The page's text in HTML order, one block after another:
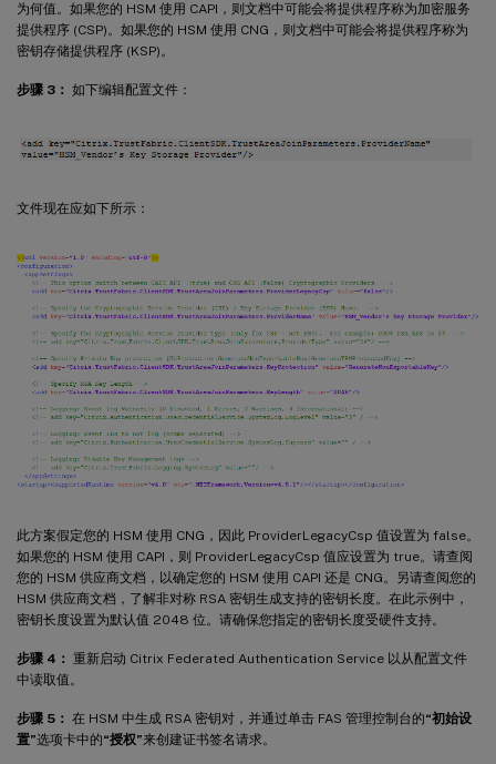
为何值。如果您的 HSM 使用 CAPI，则文档中可能会将提供程序称为加密服务
提供程序 (CSP)。如果您的 HSM 使用 CNG，则文档中可能会将提供程序称为
密钥存储提供程序 (KSP)。
步骤 3： 如下编辑配置文件：
文件现在应如下所示：
此方案假定您的 HSM 使用 CNG，因此 ProviderLegacyCsp 值设置为 false。
如果您的 HSM 使用 CAPI，则 ProviderLegacyCsp 值应设置为 true。请查阅
您的 HSM 供应商文档，以确定您的 HSM 使用 CAPI 还是 CNG。另请查阅您的
HSM 供应商文档，了解非对称 RSA 密钥生成支持的密钥长度。在此示例中，
密钥长度设置为默认值 2048 位。请确保您指定的密钥长度受硬件支持。
步骤 4： 重新启动 Citrix Federated Authentication Service 以从配置文件
中读取值。
步骤 5： 在 HSM 中生成 RSA 密钥对，并通过单击 FAS 管理控制台的“初始设
置”选项卡中的“授权”来创建证书签名请求。